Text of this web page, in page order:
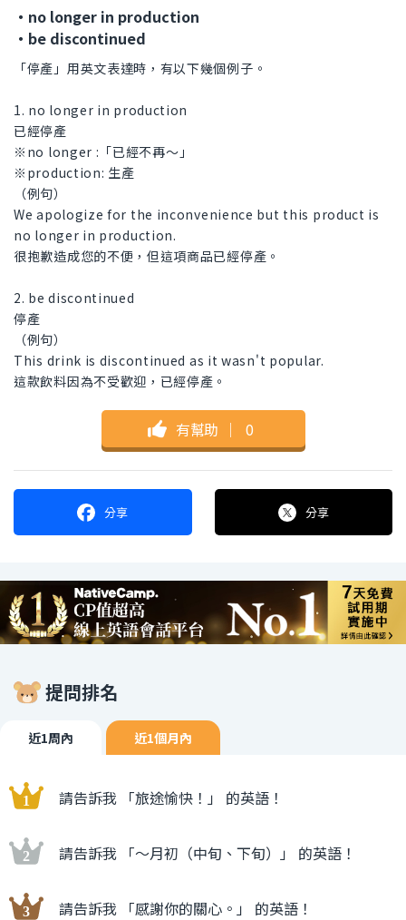
・no longer in production
・be discontinued
「停產」用英文表達時，有以下幾個例子。
1. no longer in production
已經停產
※no longer :「已經不再～」
※production: 生產
（例句）
We apologize for the inconvenience but this product is
no longer in production.
很抱歉造成您的不便，但這項商品已經停產。
2. be discontinued
停產
（例句）
This drink is discontinued as it wasn't popular.
這款飲料因為不受歡迎，已經停產。
有幫助 ｜ 0
分享 分享
提問排名
近1周內 近1個月內
請告訴我 「旅途愉快！」 的英語！
請告訴我 「〜月初（中旬、下旬）」 的英語！
請告訴我 「感謝你的關心。」 的英語！